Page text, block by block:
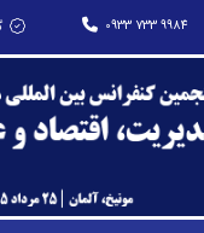
0933 733 9984